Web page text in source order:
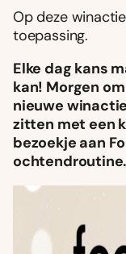
Op deze
toepassing.
Elke dag kans
kan! Morgen
nieuwe
zitten met een
bezoekje aan
ochtendroutine.